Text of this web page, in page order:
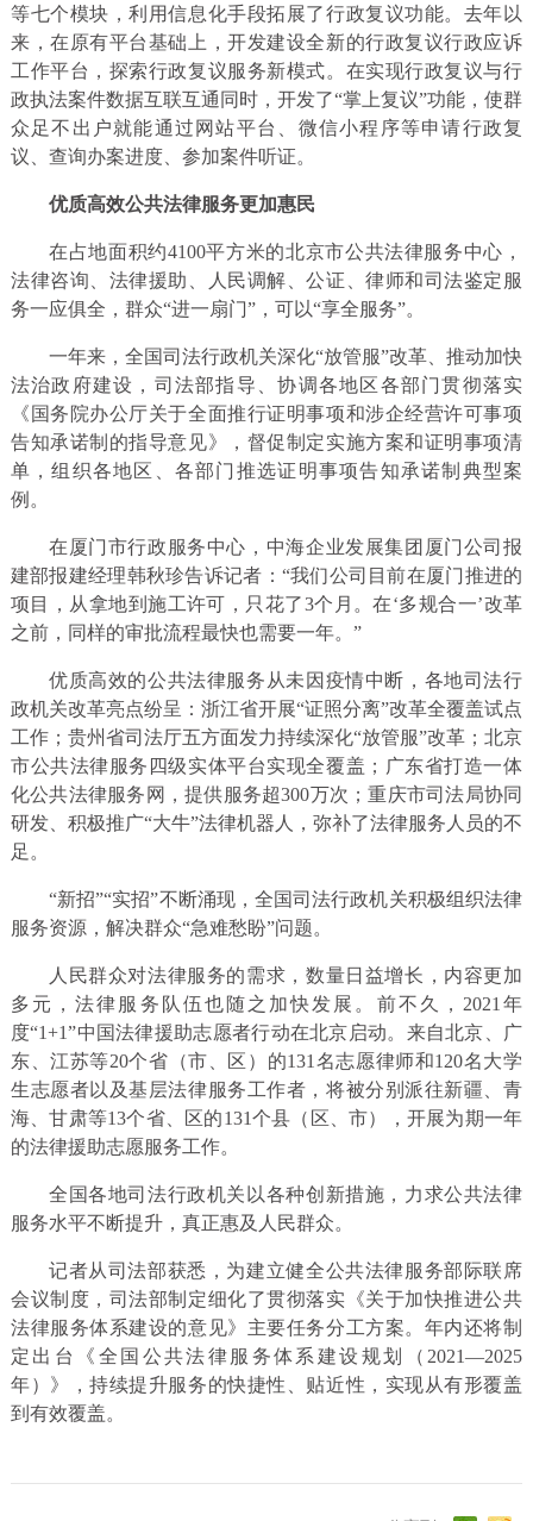
等七个模块，利用信息化手段拓展了行政复议功能。去年以
来，在原有平台基础上，开发建设全新的行政复议行政应诉
工作平台，探索行政复议服务新模式。在实现行政复议与行
政执法案件数据互联互通同时，开发了“掌上复议”功能，使群
众足不出户就能通过网站平台、微信小程序等申请行政复
议、查询办案进度、参加案件听证。
优质高效公共法律服务更加惠民
在占地面积约4100平方米的北京市公共法律服务中心，
法律咨询、法律援助、人民调解、公证、律师和司法鉴定服
务一应俱全，群众“进一扇门”，可以“享全服务”。
一年来，全国司法行政机关深化“放管服”改革、推动加快
法治政府建设，司法部指导、协调各地区各部门贯彻落实
《国务院办公厅关于全面推行证明事项和涉企经营许可事项
告知承诺制的指导意见》，督促制定实施方案和证明事项清
单，组织各地区、各部门推选证明事项告知承诺制典型案
例。
在厦门市行政服务中心，中海企业发展集团厦门公司报
建部报建经理韩秋珍告诉记者：“我们公司目前在厦门推进的
项目，从拿地到施工许可，只花了3个月。在‘多规合一’改革
之前，同样的审批流程最快也需要一年。”
优质高效的公共法律服务从未因疫情中断，各地司法行
政机关改革亮点纷呈：浙江省开展“证照分离”改革全覆盖试点
工作；贵州省司法厅五方面发力持续深化“放管服”改革；北京
市公共法律服务四级实体平台实现全覆盖；广东省打造一体
化公共法律服务网，提供服务超300万次；重庆市司法局协同
研发、积极推广“大牛”法律机器人，弥补了法律服务人员的不
足。
“新招”“实招”不断涌现，全国司法行政机关积极组织法律
服务资源，解决群众“急难愁盼”问题。
人民群众对法律服务的需求，数量日益增长，内容更加
多元，法律服务队伍也随之加快发展。前不久，2021年
度“1+1”中国法律援助志愿者行动在北京启动。来自北京、广
东、江苏等20个省（市、区）的131名志愿律师和120名大学
生志愿者以及基层法律服务工作者，将被分别派往新疆、青
海、甘肃等13个省、区的131个县（区、市），开展为期一年
的法律援助志愿服务工作。
全国各地司法行政机关以各种创新措施，力求公共法律
服务水平不断提升，真正惠及人民群众。
记者从司法部获悉，为建立健全公共法律服务部际联席
会议制度，司法部制定细化了贯彻落实《关于加快推进公共
法律服务体系建设的意见》主要任务分工方案。年内还将制
定出台《全国公共法律服务体系建设规划（2021—2025
年）》，持续提升服务的快捷性、贴近性，实现从有形覆盖
到有效覆盖。